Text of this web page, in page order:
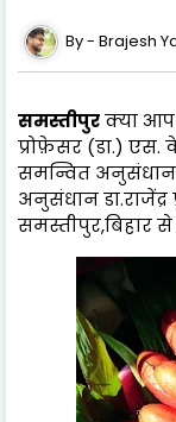
Brajesh
समस्तीपुरक्या
प्रोफ़ेसर (डा.) एस.
समन्वित
अनुसंधान डा.राजेंद्र
समस्तीपुर,बिहार